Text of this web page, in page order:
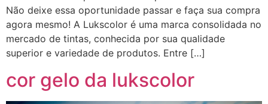
Não deixe essa oportunidade passar e faça sua compra
agora mesmo! A Lukscolor é uma marca consolidada no
mercado de tintas, conhecida por sua qualidade
superior e variedade de produtos. Entre […]
cor gelo da lukscolor